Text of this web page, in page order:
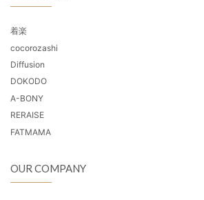
着楽
cocorozashi
Diffusion
DOKODO
A-BONY
RERAISE
FATMAMA
OUR COMPANY